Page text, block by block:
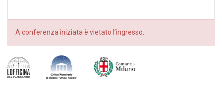
A conferenza iniziata è vietato l’ingresso.